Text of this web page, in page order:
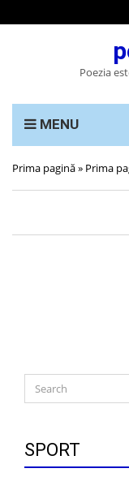
Poezia
MENU
Prima pagină» Prima
Search
for:
SPORT